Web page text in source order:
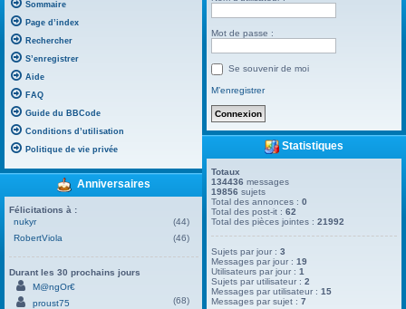
Sommaire
Page d’index
Rechercher
S’enregistrer
Aide
FAQ
Guide du BBCode
Conditions d’utilisation
Politique de vie privée
Anniversaires
Félicitations à :
nukyr
(44)
RobertViola
(46)
Durant les 30 prochains jours
M@ngOr€
proust75
(68)
Mot de passe :
Se souvenir de moi
M’enregistrer
Statistiques
Totaux
134436 messages
19856 sujets
Total des annonces :0
Total des post-it :62
Total des pièces jointes :21992
Sujets par jour :3
Messages par jour :19
Utilisateurs par jour :1
Sujets par utilisateur :2
Messages par utilisateur :15
Messages par sujet :7